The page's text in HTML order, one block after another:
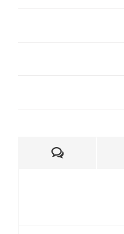
ديدگاه